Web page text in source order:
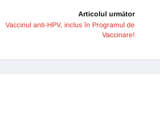
Articolul următor
Vaccinul anti-HPV, inclus în Programul de
Vaccinare!